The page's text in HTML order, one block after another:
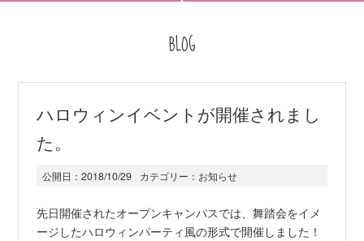
BLOG
ハロウィンイベントが開催されまし
た。
公開日： 2018/10/29 カテゴリー： お知らせ
先日開催されたオープンキャンパスでは、舞踏会をイメ
ージしたハロウィンパーティ風の形式で開催しました！